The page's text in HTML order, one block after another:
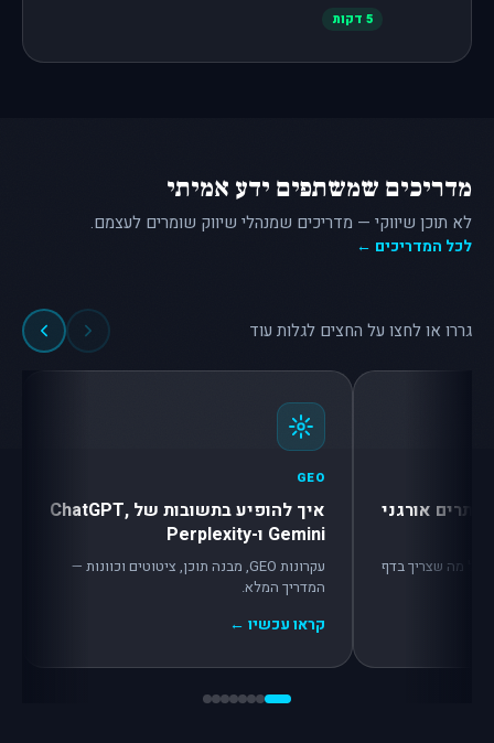
5 דקות
מדריכים שמשתפים ידע אמיתי
לא תוכן שיווקי — מדריכים שמנהלי שיווק שומרים לעצמם.
לכל המדריכים ←
גררו או לחצו על החצים לגלות עוד
GEO
איך להופיע בתשובות של ChatGPT,
Gemini ו-Perplexity
עקרונות GEO, מבנה תוכן, ציטוטים וכוונות —
המדריך המלא.
קראו עכשיו ←
אורגני
כל מה שצריך בדף